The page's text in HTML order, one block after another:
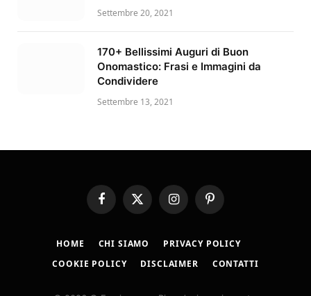
Settembre 20, 2021
170+ Bellissimi Auguri di Buon
Onomastico: Frasi e Immagini da
Condividere
Settembre 13, 2021
Facebook
X
(Twitter)
InstagramPinterest
HOME CHI SIAMO
PRIVACY POLICY
COOKIE POLICY
DISCLAIMER CONTATTI